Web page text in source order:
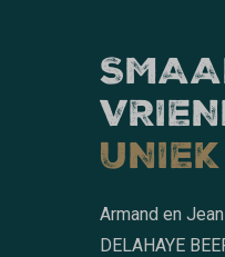
Armand en
DELAHAYE